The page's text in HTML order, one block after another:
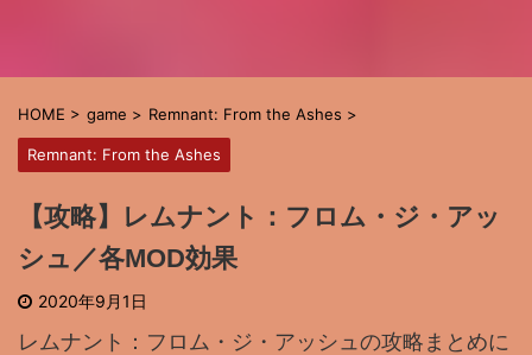
HOME > game > Remnant: From the Ashes >
Remnant: From the Ashes
【攻略】レムナント：フロム・ジ・アッ
シュ／各MOD効果
2020年9月1日
レムナント：フロム・ジ・アッシュの攻略まとめに